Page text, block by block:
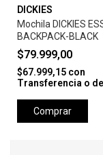
DICKIES
Mochila DICKIES
BACKPACK-BLACK
$79.999,00
$67.999,15 con
Transferencia o
Comprar